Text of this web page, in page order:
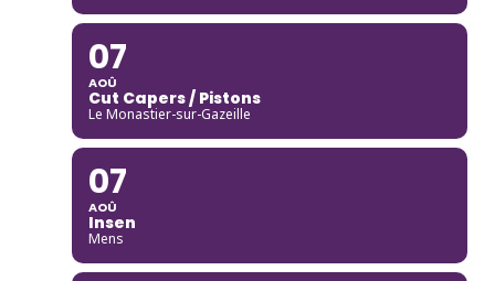
07
AOÛ
Cut Capers / Pistons
Le Monastier-sur-Gazeille
07
AOÛ
Insen
Mens